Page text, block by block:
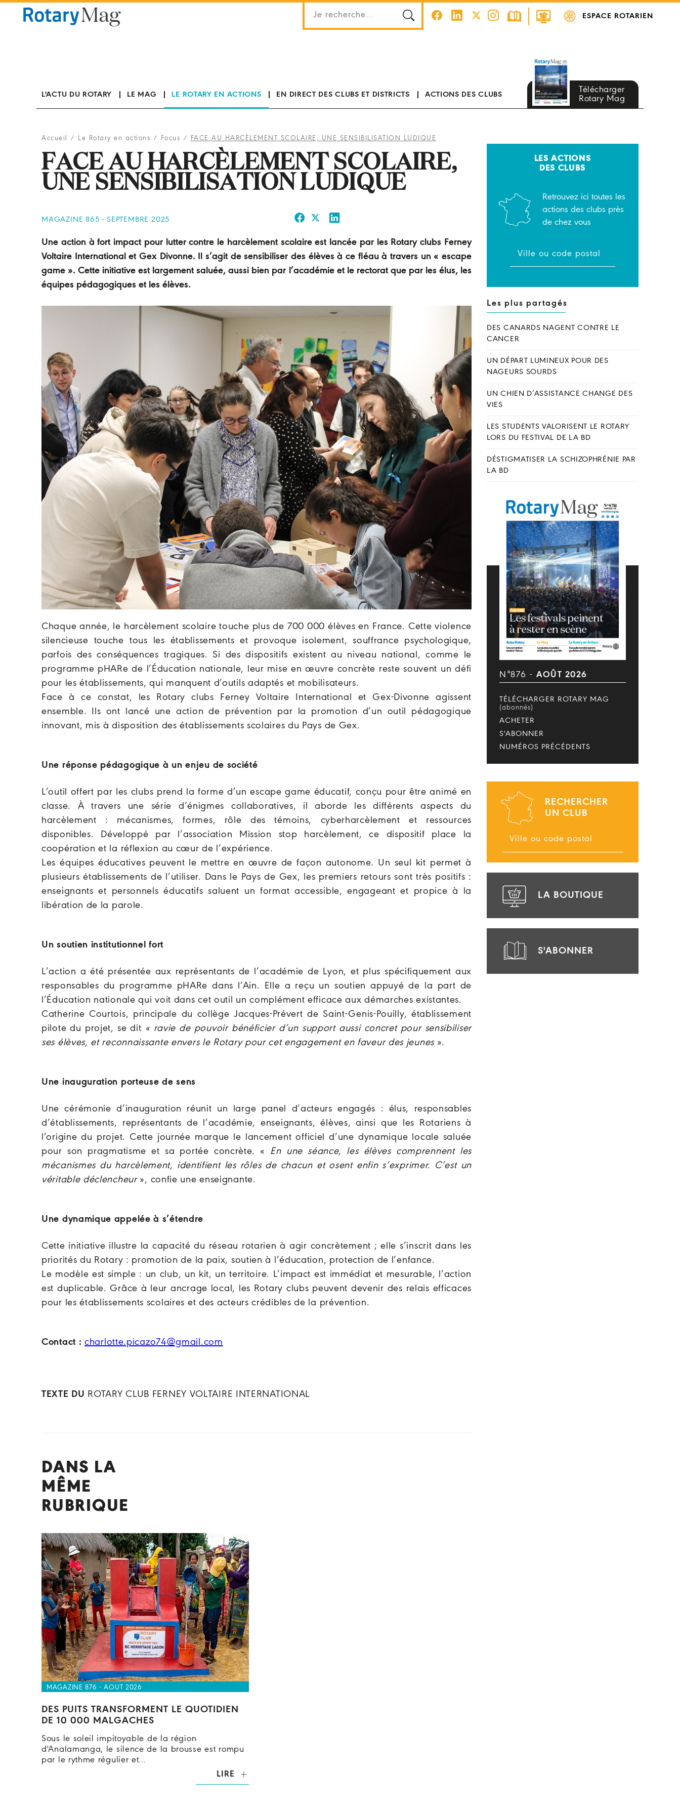
ESPACE ROTARIEN
L'ACTU DU ROTARY LE MAG LE ROTARY EN ACTIONS EN DIRECT DES CLUBS ET DISTRICTS ACTIONS DES CLUBS
Télécharger
Rotary Mag
Accueil / Le Rotary en actions / Focus / FACE AU HARCÈLEMENT SCOLAIRE, UNE SENSIBILISATION LUDIQUE
FACE AU HARCÈLEMENT SCOLAIRE,
UNE SENSIBILISATION LUDIQUE
MAGAZINE 865 - SEPTEMBRE 2025
Une action à fort impact pour lutter contre le harcèlement scolaire est lancée par les Rotary clubs Ferney
Voltaire International et Gex Divonne. Il s’agit de sensibiliser des élèves à ce fléau à travers un « escape
game ». Cette initiative est largement saluée, aussi bien par l’académie et le rectorat que par les élus, les
équipes pédagogiques et les élèves.
Chaque année, le harcèlement scolaire touche plus de 700 000 élèves en France. Cette violence
silencieuse touche tous les établissements et provoque isolement, souffrance psychologique,
parfois des conséquences tragiques. Si des dispositifs existent au niveau national, comme le
programme pHARe de l’Éducation nationale, leur mise en œuvre concrète reste souvent un défi
pour les établissements, qui manquent d’outils adaptés et mobilisateurs.
Face à ce constat, les Rotary clubs Ferney Voltaire International et Gex-Divonne agissent
ensemble. Ils ont lancé une action de prévention par la promotion d’un outil pédagogique
innovant, mis à disposition des établissements scolaires du Pays de Gex.
Une réponse pédagogique à un enjeu de société
L’outil offert par les clubs prend la forme d’un escape game éducatif, conçu pour être animé en
classe. À travers une série d’énigmes collaboratives, il aborde les différents aspects du
harcèlement : mécanismes, formes, rôle des témoins, cyberharcèlement et ressources
disponibles. Développé par l’association Mission stop harcèlement, ce dispositif place la
coopération et la réflexion au cœur de l’expérience.
Les équipes éducatives peuvent le mettre en œuvre de façon autonome. Un seul kit permet à
plusieurs établissements de l’utiliser. Dans le Pays de Gex, les premiers retours sont très positifs :
enseignants et personnels éducatifs saluent un format accessible, engageant et propice à la
libération de la parole.
Un soutien institutionnel fort
L’action a été présentée aux représentants de l’académie de Lyon, et plus spécifiquement aux
responsables du programme pHARe dans l’Ain. Elle a reçu un soutien appuyé de la part de
l’Éducation nationale qui voit dans cet outil un complément efficace aux démarches existantes.
Catherine Courtois, principale du collège Jacques-Prévert de Saint-Genis-Pouilly, établissement
pilote du projet, se dit « ravie de pouvoir bénéficier d’un support aussi concret pour sensibiliser
ses élèves, et reconnaissante envers le Rotary pour cet engagement en faveur des jeunes ».
Une inauguration porteuse de sens
Une cérémonie d’inauguration réunit un large panel d’acteurs engagés : élus, responsables
d’établissements, représentants de l’académie, enseignants, élèves, ainsi que les Rotariens à
l’origine du projet. Cette journée marque le lancement officiel d’une dynamique locale saluée
pour son pragmatisme et sa portée concrète. « En une séance, les élèves comprennent les
mécanismes du harcèlement, identifient les rôles de chacun et osent enfin s’exprimer. C’est un
véritable déclencheur », confie une enseignante.
Une dynamique appelée à s’étendre
Cette initiative illustre la capacité du réseau rotarien à agir concrètement ; elle s’inscrit dans les
priorités du Rotary : promotion de la paix, soutien à l’éducation, protection de l’enfance.
Le modèle est simple : un club, un kit, un territoire. L’impact est immédiat et mesurable, l’action
est duplicable. Grâce à leur ancrage local, les Rotary clubs peuvent devenir des relais efficaces
pour les établissements scolaires et des acteurs crédibles de la prévention.
Contact : charlotte.picazo74@gmail.com
TEXTE DU ROTARY CLUB FERNEY VOLTAIRE INTERNATIONAL
DANS LA
MÊME
RUBRIQUE
MAGAZINE 876 - AOUT 2026
DES PUITS TRANSFORMENT LE QUOTIDIEN
DE 10 000 MALGACHES
Sous le soleil impitoyable de la région
d'Analamanga, le silence de la brousse est rompu
par le rythme régulier et…
LIRE
LES ACTIONS
DES CLUBS
Retrouvez ici toutes les
actions des clubs près
de chez vous
Les plus partagés
DES CANARDS NAGENT CONTRE LE
CANCER
UN DÉPART LUMINEUX POUR DES
NAGEURS SOURDS
UN CHIEN D’ASSISTANCE CHANGE DES
VIES
LES STUDENTS VALORISENT LE ROTARY
LORS DU FESTIVAL DE LA BD
DÉSTIGMATISER LA SCHIZOPHRÉNIE PAR
LA BD
N°876 - AOÛT 2026
TÉLÉCHARGER ROTARY MAG
(abonnés)
ACHETER
S'ABONNER
NUMÉROS PRÉCÉDENTS
RECHERCHER
UN CLUB
LA BOUTIQUE
S'ABONNER
Panneau de gestion des cookies